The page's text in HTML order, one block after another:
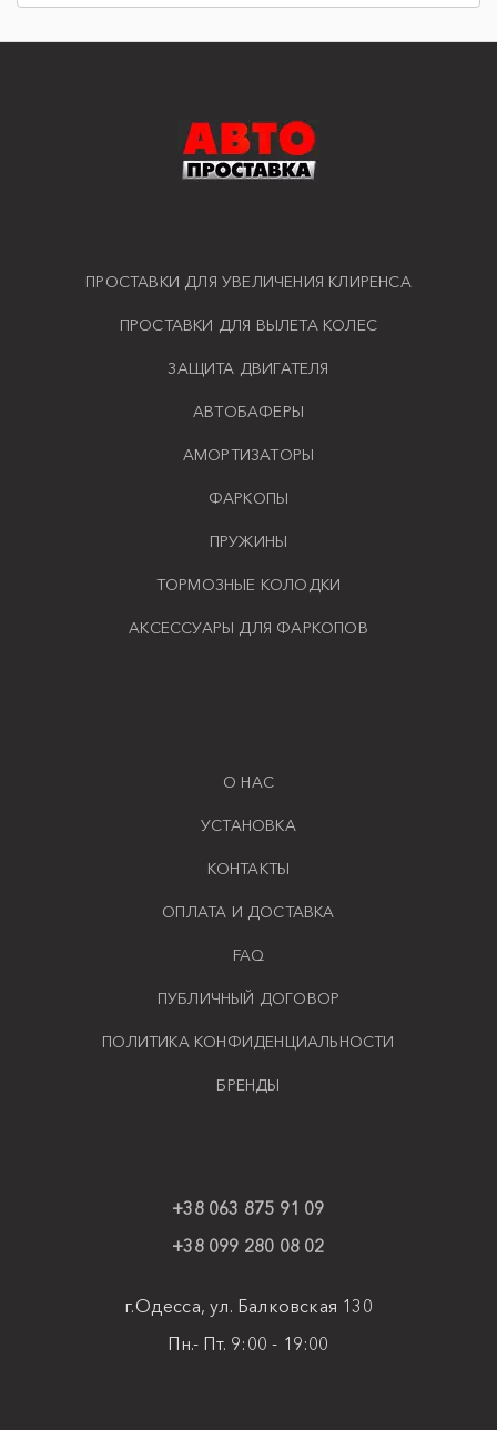
ПРОСТАВКИ ДЛЯ УВЕЛИЧЕНИЯ КЛИРЕНСА
ПРОСТАВКИ ДЛЯ ВЫЛЕТА КОЛЕС
ЗАЩИТА ДВИГАТЕЛЯ
АВТОБАФЕРЫ
АМОРТИЗАТОРЫ
ФАРКОПЫ
ПРУЖИНЫ
ТОРМОЗНЫЕ КОЛОДКИ
АКСЕССУАРЫ ДЛЯ ФАРКОПОВ
О НАС
УСТАНОВКА
КОНТАКТЫ
ОПЛАТА И ДОСТАВКА
FAQ
ПУБЛИЧНЫЙ ДОГОВОР
ПОЛИТИКА КОНФИДЕНЦИАЛЬНОСТИ
БРЕНДЫ
+38 063 875 91 09
+38 099 280 08 02
г.Одесса, ул. Балковская 130
Пн.- Пт. 9:00 - 19:00